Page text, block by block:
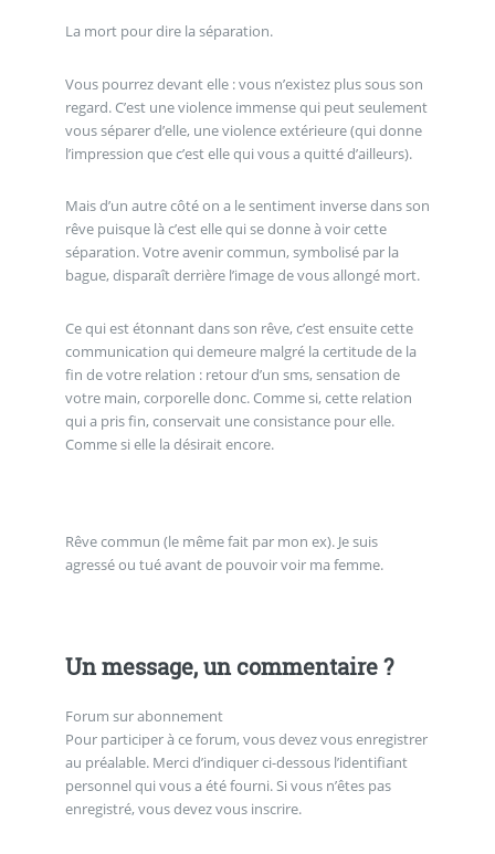
La mort pour dire la séparation.
Vous pourrez devant elle : vous n’existez plus sous son
regard. C’est une violence immense qui peut seulement
vous séparer d’elle, une violence extérieure (qui donne
l’impression que c’est elle qui vous a quitté d’ailleurs).
Mais d’un autre côté on a le sentiment inverse dans son
rêve puisque là c’est elle qui se donne à voir cette
séparation. Votre avenir commun, symbolisé par la
bague, disparaît derrière l’image de vous allongé mort.
Ce qui est étonnant dans son rêve, c’est ensuite cette
communication qui demeure malgré la certitude de la
fin de votre relation : retour d’un sms, sensation de
votre main, corporelle donc. Comme si, cette relation
qui a pris fin, conservait une consistance pour elle.
Comme si elle la désirait encore.
Rêve commun (le même fait par mon ex). Je suis
agressé ou tué avant de pouvoir voir ma femme.
Un message, un commentaire ?
Forum sur abonnement
Pour participer à ce forum, vous devez vous enregistrer
au préalable. Merci d’indiquer ci-dessous l’identifiant
personnel qui vous a été fourni. Si vous n’êtes pas
enregistré, vous devez vous inscrire.